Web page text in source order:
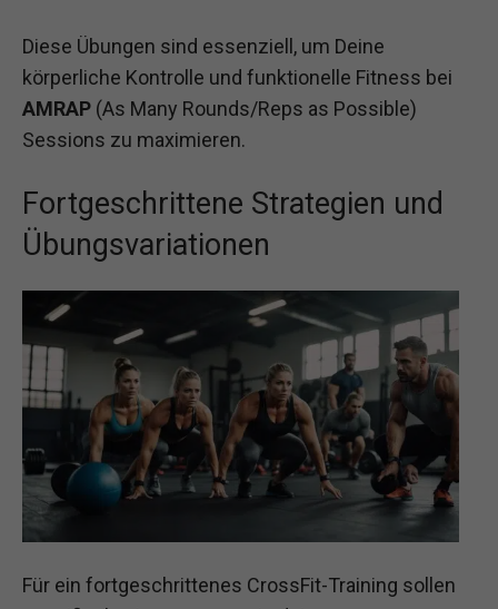
Diese Übungen sind essenziell, um Deine
körperliche Kontrolle und funktionelle Fitness bei
AMRAP (As Many Rounds/Reps as Possible)
Sessions zu maximieren.
Fortgeschrittene Strategien und
Übungsvariationen
Für ein fortgeschrittenes CrossFit-Training sollen